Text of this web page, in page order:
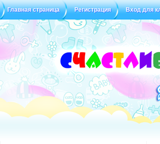
Главная страница Регистрация Вход для